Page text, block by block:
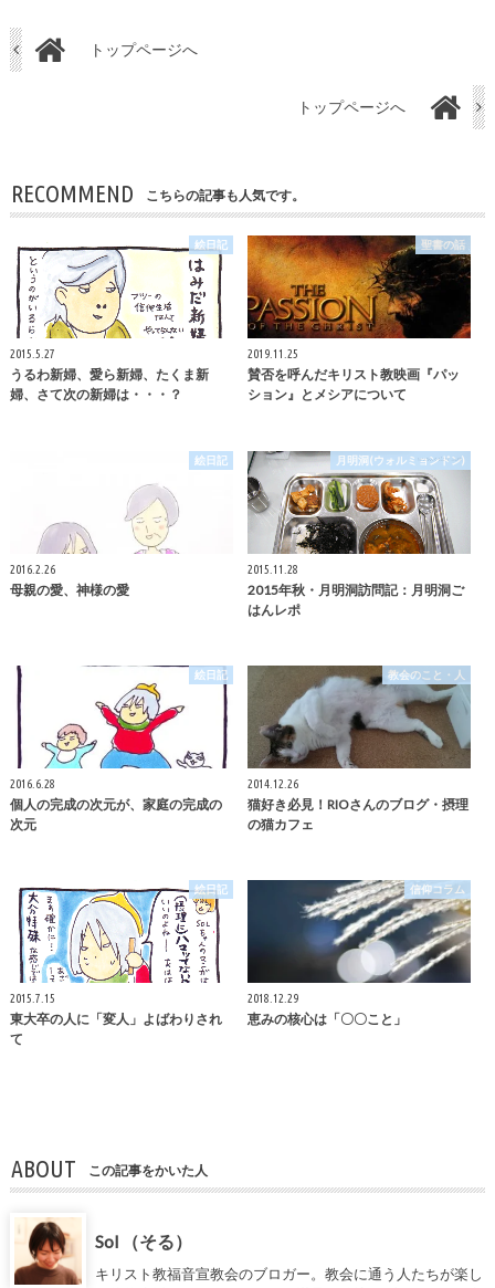
トップページへ
トップページへ
RECOMMEND こちらの記事も人気です。
絵日記
2015.5.27
うるわ新婦、愛ら新婦、たくま新
婦、さて次の新婦は・・・？
聖書の話
2019.11.25
賛否を呼んだキリスト教映画『パッ
ション』とメシアについて
絵日記
2016.2.26
母親の愛、神様の愛
月明洞(ウォルミョンドン)
2015.11.28
2015年秋・月明洞訪問記：月明洞ご
はんレポ
絵日記
2016.6.28
個人の完成の次元が、家庭の完成の
次元
教会のこと・人
2014.12.26
猫好き必見！RIOさんのブログ・摂理
の猫カフェ
絵日記
2015.7.15
東大卒の人に「変人」よばわりされ
て
信仰コラム
2018.12.29
恵みの核心は「〇〇こと」
ABOUT この記事をかいた人
Sol （そる）
キリスト教福音宣教会のブロガー。教会に通う人たちが楽し